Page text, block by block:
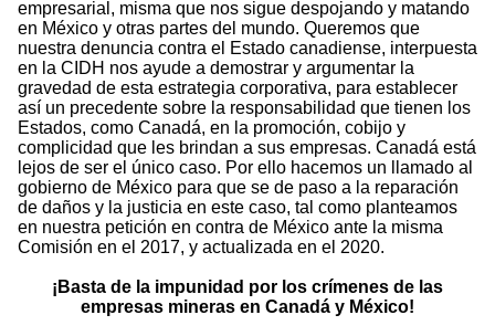
empresarial, misma que nos sigue despojando y matando
en México y otras partes del mundo. Queremos que
nuestra denuncia contra el Estado canadiense, interpuesta
en la CIDH nos ayude a demostrar y argumentar la
gravedad de esta estrategia corporativa, para establecer
así un precedente sobre la responsabilidad que tienen los
Estados, como Canadá, en la promoción, cobijo y
complicidad que les brindan a sus empresas. Canadá está
lejos de ser el único caso. Por ello hacemos un llamado al
gobierno de México para que se de paso a la reparación
de daños y la justicia en este caso, tal como planteamos
en nuestra petición en contra de México ante la misma
Comisión en el 2017, y actualizada en el 2020.
¡Basta de la impunidad por los crímenes de las
empresas mineras en Canadá y México!